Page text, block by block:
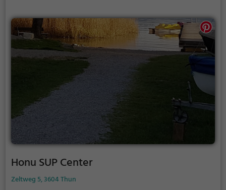
Honu SUP Center
Zeltweg 5, 3604 Thun